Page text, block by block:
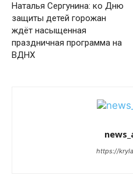
Наталья Сергунина: ко Дню
защиты детей горожан
ждёт насыщенная
праздничная программа на
ВДНХ
https://